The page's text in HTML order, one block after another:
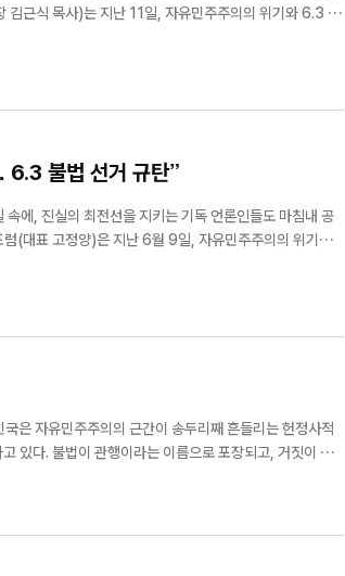
6.3 불법 선거 규탄”
에, 진실의 최전선을 지키는 기독 언론인들도 마침내 공
선언문을 발표했다. 이번 선언은 교단과 기관을 넘어 시
있다. 불법이 관행이라는 이름으로 포장되고, 거짓이 권
실버벨교회 김은호 목사 특별초청예배